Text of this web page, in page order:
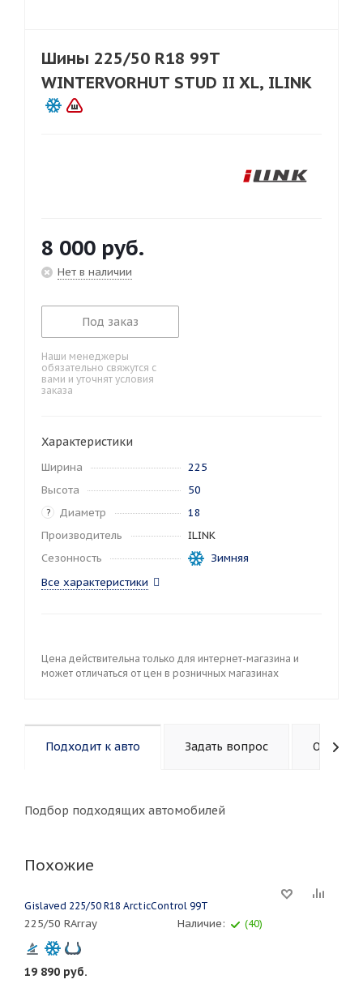
Шины 225/50 R18 99T
WINTERVORHUT STUD II XL, ILINK
8 000 руб.
Нет в наличии
Под заказ
Наши менеджеры
обязательно свяжутся с
вами и уточнят условия
заказа
Характеристики
Ширина
225
Высота
50
? Диаметр
18
Производитель
ILINK
Сезонность
Зимняя
Все характеристики
Цена действительна только для интернет-магазина и
может отличаться от цен в розничных магазинах
Подходит к авто Задать вопрос
Подбор подходящих автомобилей
Похожие
Gislaved 225/50 R18 ArcticControl 99T
225/50 RArray Наличие: (40)
19 890 руб.